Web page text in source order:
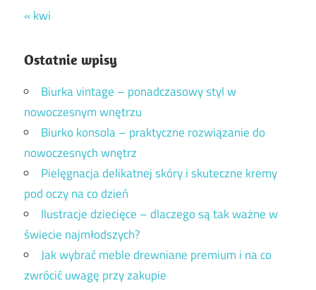
« kwi
Ostatnie wpisy
Biurka vintage – ponadczasowy styl w
nowoczesnym wnętrzu
Biurko konsola – praktyczne rozwiązanie do
nowoczesnych wnętrz
Pielęgnacja delikatnej skóry i skuteczne kremy
pod oczy na co dzień
Ilustracje dziecięce – dlaczego są tak ważne w
świecie najmłodszych?
Jak wybrać meble drewniane premium i na co
zwrócić uwagę przy zakupie